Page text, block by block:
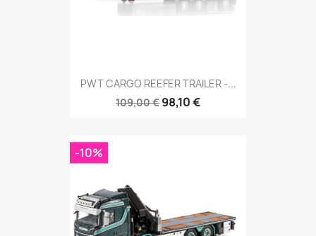
PWT CARGO REEFER TRAILER -...
109,00 € 98,10 €
-10%